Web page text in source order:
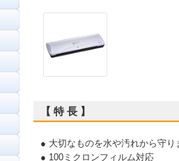
【 特 長 】
● 大切なものを水や汚れから守
● 100ミクロンフィルム対応